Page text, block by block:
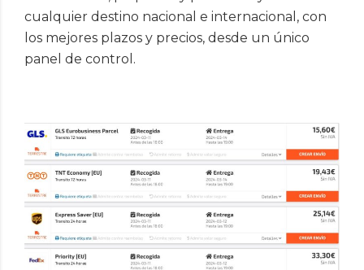
cualquier destino nacional e internacional, con
los mejores plazos y precios, desde un único
panel de control.